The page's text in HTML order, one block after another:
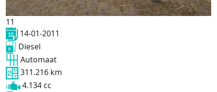
11
14-01-2011
Diesel
Automaat
311.216 km
4.134 cc